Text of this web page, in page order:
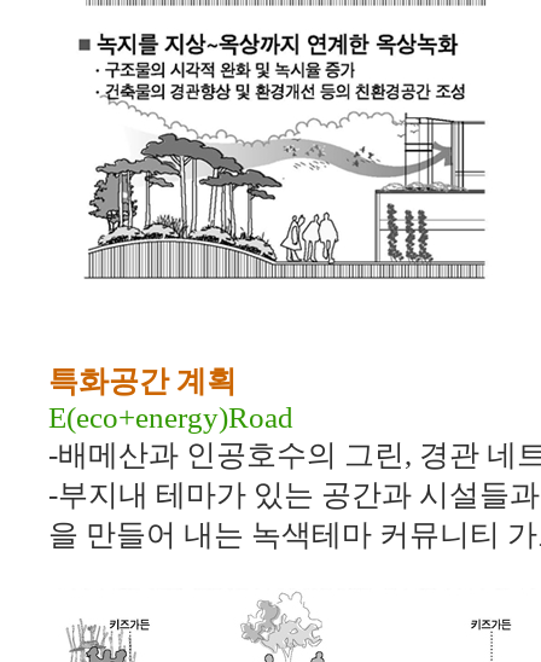
특화공간 계획
E(eco+energy)Road
-배메산과 인공호수의 그린, 경관 네
-부지내 테마가 있는 공간과 시설들
을 만들어 내는 녹색테마 커뮤니티